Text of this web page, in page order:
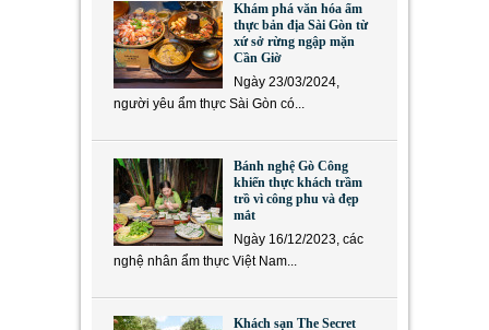
Khám phá văn hóa ẩm
thực bản địa Sài Gòn từ
xứ sở rừng ngập mặn
Cần Giờ
Ngày 23/03/2024,
người yêu ẩm thực Sài Gòn có...
Bánh nghệ Gò Công
khiến thực khách trầm
trồ vì công phu và đẹp
mắt
Ngày 16/12/2023, các
nghệ nhân ẩm thực Việt Nam...
Khách sạn The Secret